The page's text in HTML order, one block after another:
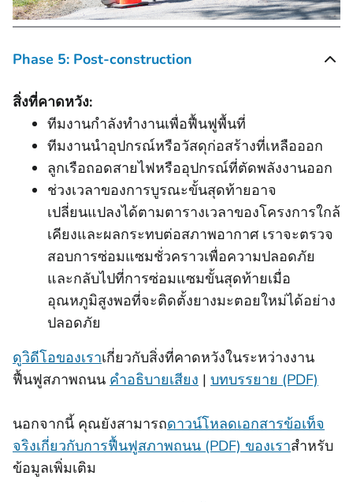
Phase 5: Post-construction
สิ่งที่คาดหวัง:
ทีมงานกําลังทํางานเพื่อฟื้นฟูพื้นที่
ทีมงานนําอุปกรณ์หรือวัสดุก่อสร้างที่เหลือออก
ลูกเรือถอดสายไฟหรืออุปกรณ์ที่ตัดพลังงานออก
ช่วงเวลาของการบูรณะขั้นสุดท้ายอาจ
เปลี่ยนแปลงได้ตามตารางเวลาของโครงการใกล้
เคียงและผลกระทบต่อสภาพอากาศ เราจะตรวจ
สอบการซ่อมแซมชั่วคราวเพื่อความปลอดภัย
และกลับไปที่การซ่อมแซมขั้นสุดท้ายเมื่อ
อุณหภูมิสูงพอที่จะติดตั้งยางมะตอยใหม่ได้อย่าง
ปลอดภัย
ดูวิดีโอของเราเกี่ยวกับสิ่งที่คาดหวังในระหว่างงาน
ฟื้นฟูสภาพถนน คําอธิบายเสียง | บทบรรยาย (PDF)
นอกจากนี้ คุณยังสามารถดาวน์โหลดเอกสารข้อเท็จ
จริงเกี่ยวกับการฟื้นฟูสภาพถนน (PDF) ของเราสําหรับ
ข้อมูลเพิ่มเติม